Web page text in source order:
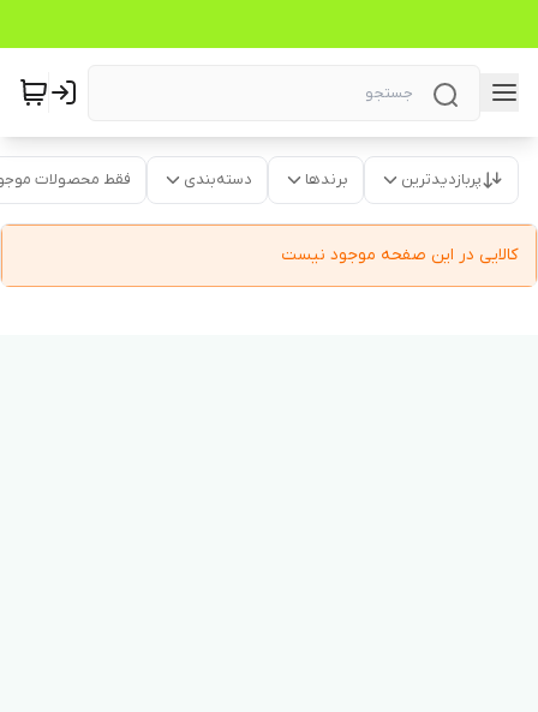
پربازدیدترین برندها دسته‌بندی فقط محصولات
کالایی در این صفحه موجود نیست